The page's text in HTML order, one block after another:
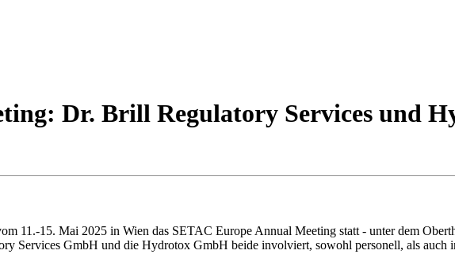
Dr. Brill Regulatory Services und
15. Mai 2025 in Wien das SETAC Europe Annual Meeting statt - unter dem
Services GmbH und die Hydrotox GmbH beide involviert, sowohl personell, als auch